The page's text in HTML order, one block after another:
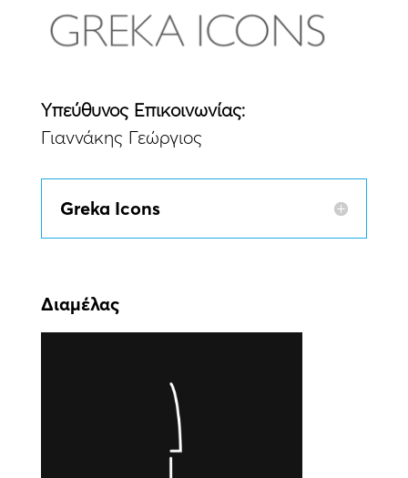
Yπεύθυνος Eπικοινωνίας:
Γιαννάκης Γεώργιος
Greka Icons
Διαμέλας